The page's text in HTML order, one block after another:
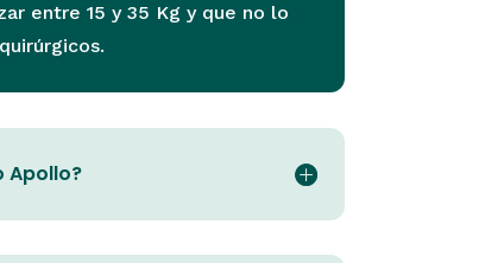
entre 15 y 35 Kg y que no lo
Apollo?